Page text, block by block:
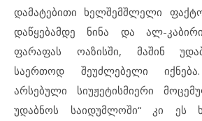
დამატებითი ხელშემშლელი
დაწყებამდე ნინა და ალ-
ფარაფას ოაზისში, მაშინ
საერთოდ შეუძლებელი
არსებული სიუჟეტისმიერი
უდაბნოს საიდუმლოში“ კი ეს